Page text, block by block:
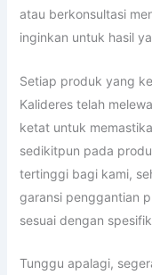
atau berkonsultasi
inginkan untuk hasil
Setiap produk yang
Kalideres telah
ketat untuk
sedikitpun pada
tertinggi bagi kami,
garansi penggantian
sesuai dengan
Tunggu apalagi,